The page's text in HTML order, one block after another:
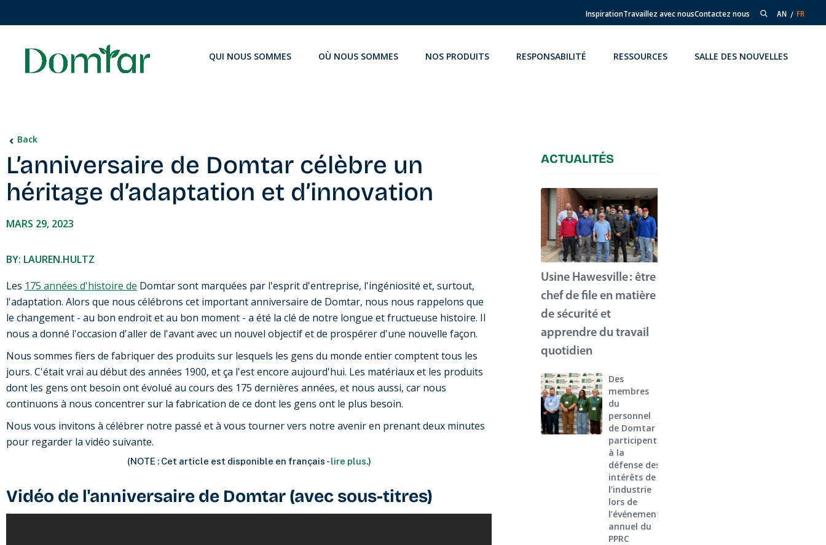
InspirationTravaillez avec nousContactez nous AN FR
QUI NOUS SOMMES OÙ NOUS SOMMES NOS PRODUITS RESPONSABILITÉ RESSOURCES SALLE DES NOUVELLES
Back
L’anniversaire de Domtar célèbre un
héritage d’adaptation et d’innovation
MARS 29, 2023
BY: LAUREN.HULTZ
Les 175 années d'histoire de Domtar sont marquées par l'esprit d'entreprise, l'ingéniosité et, surtout,
l'adaptation. Alors que nous célébrons cet important anniversaire de Domtar, nous nous rappelons que
le changement - au bon endroit et au bon moment - a été la clé de notre longue et fructueuse histoire. Il
nous a donné l'occasion d'aller de l'avant avec un nouvel objectif et de prospérer d'une nouvelle façon.
Nous sommes fiers de fabriquer des produits sur lesquels les gens du monde entier comptent tous les
jours. C'était vrai au début des années 1900, et ça l'est encore aujourd'hui. Les matériaux et les produits
dont les gens ont besoin ont évolué au cours des 175 dernières années, et nous aussi, car nous
continuons à nous concentrer sur la fabrication de ce dont les gens ont le plus besoin.
Nous vous invitons à célébrer notre passé et à vous tourner vers notre avenir en prenant deux minutes
pour regarder la vidéo suivante.
(NOTE : Cet article est disponible en français -lire plus.)
Vidéo de l'anniversaire de Domtar (avec sous-titres)
ACTUALITÉS
Usine Hawesville : être
chef de file en matière
de sécurité et
apprendre du travail
quotidien
Des
membres
du
personnel
de Domtar
participent
à la
défense des
intérêts de
l’industrie
lors de
l’événement
annuel du
PPRC